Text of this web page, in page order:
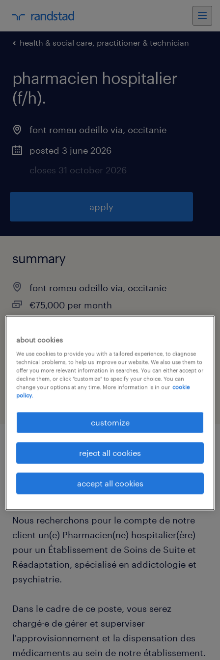
health & social care, practitioner & technician
pharmacien hospitalier
(f/h).
font romeu odeillo via, occitanie
posted 3 june 2026
closes 31 october 2026
apply
summary
font romeu odeillo via, occitanie
€75,000 per month
job category
health & social care, practitioner & technician
descriptif du poste
Nous recherchons pour le compte de notre
client un(e) Pharmacien(ne) hospitalier(ère)
pour un Établissement de Soins de Suite et
Réadaptation, spécialisé en addictologie et
psychiatrie.
Dans le cadre de ce poste, vous serez
chargé·e de gérer et superviser
l'approvisionnement et la dispensation des
médicaments au sein de notre établissement.
about cookies
We use cookies to provide you with a tailored experience, to diagnose
technical problems, to help us improve our website. We also use them to
offer you more relevant information in searches. You can either accept or
decline them, or click "customize" to specify your choice. You can
change your options at any time. More information is in our cookie
policy.
customize
reject all cookies
accept all cookies